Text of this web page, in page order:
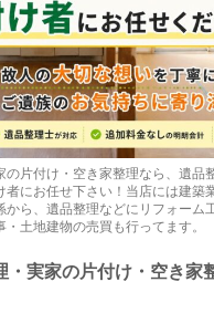
の片付け・空き家整理なら、遺品
者にお任せ下さい！当店には建築
から、遺品整理などにリフォーム
・土地建物の売買も行ってます。
・実家の片付け・空き家